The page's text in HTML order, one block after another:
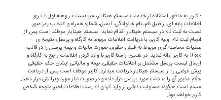
- کاربر به منظور استفاده از خدمات سیستم هیتایار، میبایست در وهله اول با درج
اطلاعات پایه ای از قبیل نام، نام خانوادگی، ایمیل، شماره همراه و انتخاب رمز عبور
نسبت به ثبت نام در سیستم هیتایار اقدام نماید. سیستم هیتایار موظف است پس از
انجام ثبت نام اولیه کاربر، با دریافت اطلاعات مربوط به کارگاه و پرسنل، نتیجه ی
عملیات محاسبه گری مربوط به فیش حقوق، صورت مالیات و بیمه پرسنل را در قالب
Disk به کاربر ارائه نماید. در همین راستا کاربر با وارد کردن اطلاعات راجع به کارگاه و
ارسال لیست پرسنل مشتمل بر اطلاعات حقیقی، بیمه و مالیاتی ایشان حکم حقوقی
پیش فرضی را از سیستم هیتایار دریافت میدارد. کاربر موظف است پس از دریافت
حکم مذبور آن را به دقت مورد بررسی قرار داده و در صورت نیاز مورد ویرایش قرار دهد.
مسلم است هرگونه مسئولیت ناشی از وارد کردن نادرست اطلاعات اخیر متوجه شخص
کاربر خواهد بود.